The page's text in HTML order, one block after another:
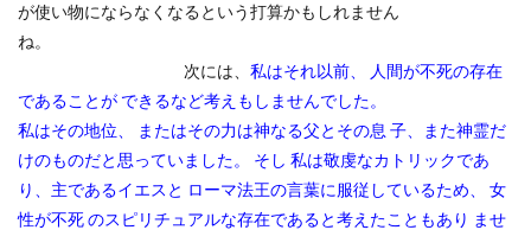
が使い物にならなくなるという打算かもしれません
ね。
次には、 私はそれ以前、 人間が不死の存在
であることが できるなど考えもしませんでした。
私はその地位、 またはその力は神なる父とその息 子、また神霊だ
けのものだと思っていました。 そし 私は敬虔なカトリックであ
り、主であるイエスと ローマ法王の言葉に服従しているため、 女
性が不死 のスピリチュアルな存在であると考えたこともあり ませ